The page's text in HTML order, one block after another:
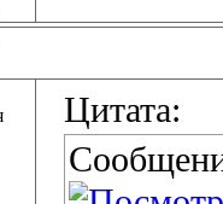
Цитата: